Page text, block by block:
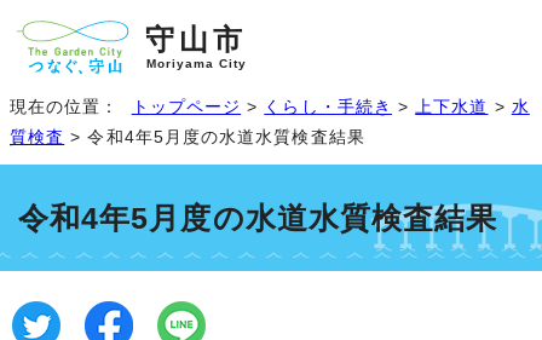
守山市
Moriyama City
現在の位置： トップページ > くらし・手続き >上下水道 > 水
質検査 > 令和4年5月度の水道水質検査結果
令和4年5月度の水道水質検査結果